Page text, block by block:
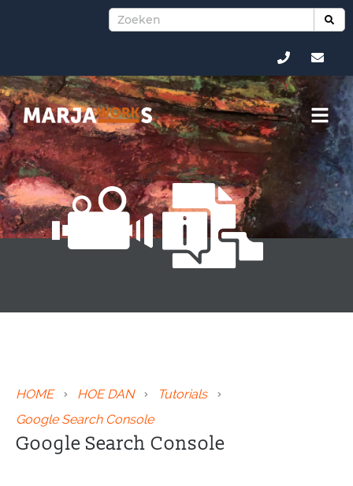
HOME HOE DAN
Tutorials
Google Search Console
Google Search Console